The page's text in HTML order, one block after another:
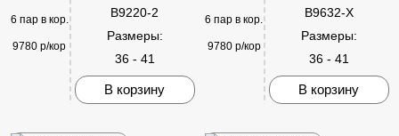
6 пар в кор.
9780 р/кор
B9220-2
Размеры:
36 - 41
В корзину
6 пар в кор.
9780 р/кор
B9632-X
Размеры:
36 - 41
В корзину